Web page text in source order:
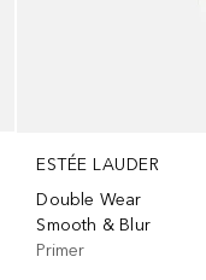
ESTÉE LAUDER
Double Wear
Smooth & Blur
Primer